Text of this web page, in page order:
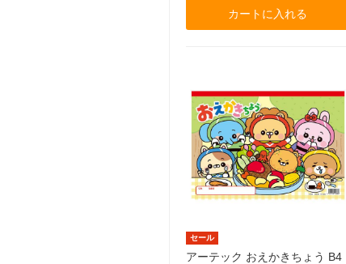
カートに入れる
セール
アーテック おえかきちょう B4